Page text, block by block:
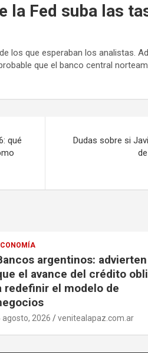
la Fed suba las
los que esperaban los analistas.
que el banco central
qué
Dudas sobre si
argentinos: advierten
el avance del crédito
redefinir el modelo de
agosto, 2026 venitealapaz.com.ar